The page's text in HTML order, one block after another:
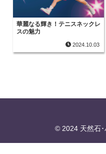
華麗なる輝き！テニスネックレ
スの魅力
2024.10.03
© 2024 天然石･